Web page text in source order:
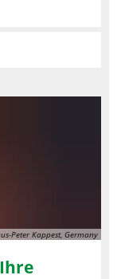
Peter Kappest, Germany